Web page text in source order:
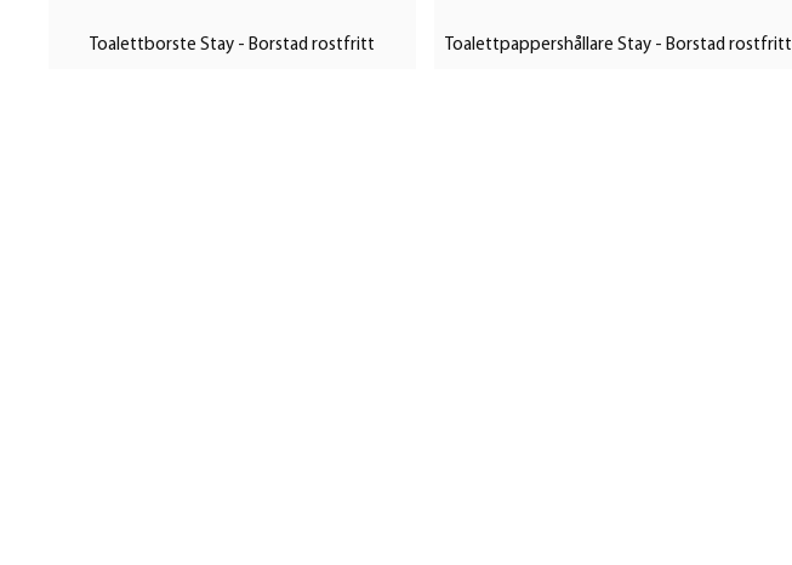
Toalettborste Stay - Borstad rostfritt Toalettpappershållare Stay - Borstad rostfritt